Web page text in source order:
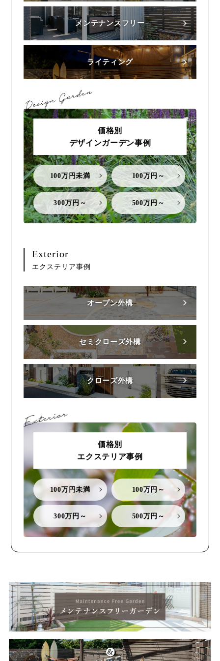
メンテナンスフリー
ライティング
価格別
デザインガーデン事例
100万円未満 100万円～
300万円～ 500万円～
Exterior
エクステリア事例
オープン外構
セミクローズ外構
クローズ外構
価格別
エクステリア事例
100万円未満 100万円～
300万円～ 500万円～